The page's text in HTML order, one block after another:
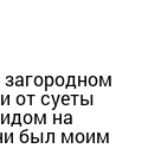
от суеты
на
был моим